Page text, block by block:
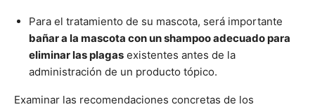
Para el tratamiento de su mascota, será importante
bañar a la mascota con un shampoo adecuado para
eliminar las plagas existentes antes de la
administración de un producto tópico.
Examinar las recomendaciones concretas de los